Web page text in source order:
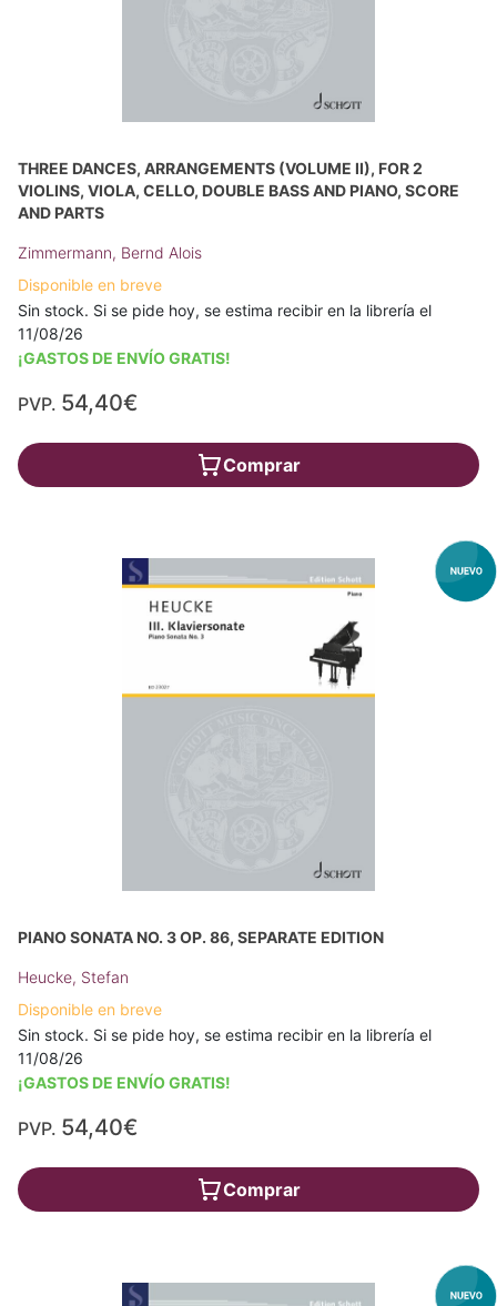
THREE DANCES, ARRANGEMENTS (VOLUME II), FOR 2
VIOLINS, VIOLA, CELLO, DOUBLE BASS AND PIANO, SCORE
AND PARTS
Zimmermann, Bernd Alois
Disponible en breve
Sin stock. Si se pide hoy, se estima recibir en la librería el
11/08/26
¡GASTOS DE ENVÍO GRATIS!
PVP. 54,40€
Comprar
PIANO SONATA NO. 3 OP. 86, SEPARATE EDITION
Heucke, Stefan
Disponible en breve
Sin stock. Si se pide hoy, se estima recibir en la librería el
11/08/26
¡GASTOS DE ENVÍO GRATIS!
PVP. 54,40€
Comprar